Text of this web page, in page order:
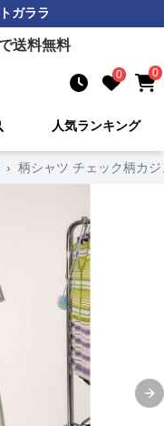
ガララ
送料無料
0 0
人気ランキング
› 柄シャツ チェック柄カ